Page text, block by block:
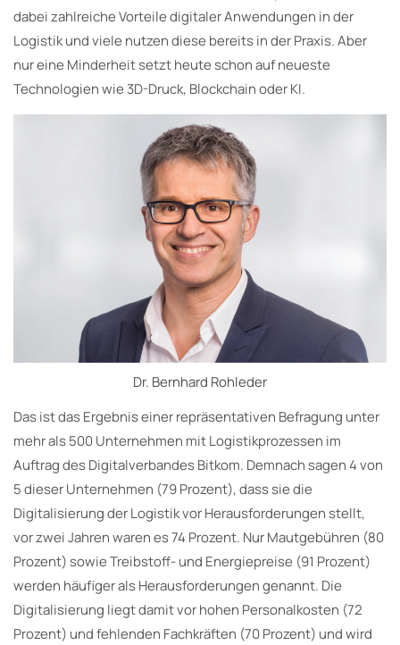
dabei zahlreiche Vorteile digitaler Anwendungen in der
Logistik und viele nutzen diese bereits in der Praxis. Aber
nur eine Minderheit setzt heute schon auf neueste
Technologien wie 3D-Druck, Blockchain oder KI.
Dr. Bernhard Rohleder
Das ist das Ergebnis einer repräsentativen Befragung unter
mehr als 500 Unternehmen mit Logistikprozessen im
Auftrag des Digitalverbandes Bitkom. Demnach sagen 4 von
5 dieser Unternehmen (79 Prozent), dass sie die
Digitalisierung der Logistik vor Herausforderungen stellt,
vor zwei Jahren waren es 74 Prozent. Nur Mautgebühren (80
Prozent) sowie Treibstoff- und Energiepreise (91 Prozent)
werden häufiger als Herausforderungen genannt. Die
Digitalisierung liegt damit vor hohen Personalkosten (72
Prozent) und fehlenden Fachkräften (70 Prozent) und wird